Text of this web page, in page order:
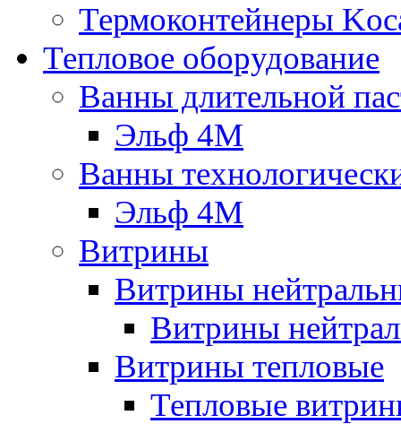
Термоконтейнеры
Тепловое оборудование
Ванны длительной
Эльф 4М
Ванны
Эльф 4М
Витрины
Витрины
Витрины
Витрины тепловые
Тепловые